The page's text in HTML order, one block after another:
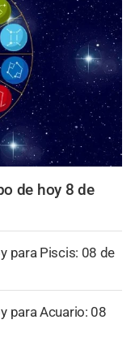
de hoy 8 de
para Piscis: 08 de
para Acuario: 08